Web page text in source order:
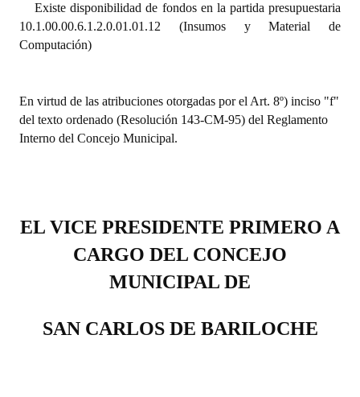
Resoluciones
Resoluciones de Presidencia
Antiguos Pobladores
Datos Históricos
Premio al Mérito - Registro
Audiencias Públicas - Registro
Mujeres que Dejaron Huellas - Registro
Existe disponibilidad de fondos en la partida presupuestaria
10.1.00.00.6.1.2.0.01.01.12 (Insumos y Material de
Computación)
En virtud de las atribuciones otorgadas por el Art. 8º) inciso "f"
del texto ordenado (Resolución 143-CM-95) del Reglamento
Interno del Concejo Municipal.
EL VICE PRESIDENTE PRIMERO A
CARGO DEL CONCEJO
MUNICIPAL DE
SAN CARLOS DE BARILOCHE